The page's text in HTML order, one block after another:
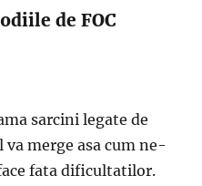
de FOC
sarcini legate de
va merge asa cum ne-
fata dificultatilor.